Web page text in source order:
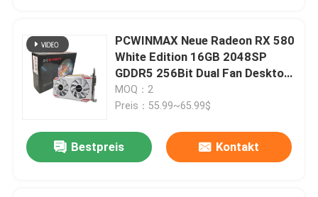
PCWINMAX Neue Radeon RX 580
White Edition 16GB 2048SP
GDDR5 256Bit Dual Fan Desktop
Grafikkarte mit HD DVI DP Port
GPU
MOQ：2
Preis：55.99~65.99$
Bestpreis Kontakt